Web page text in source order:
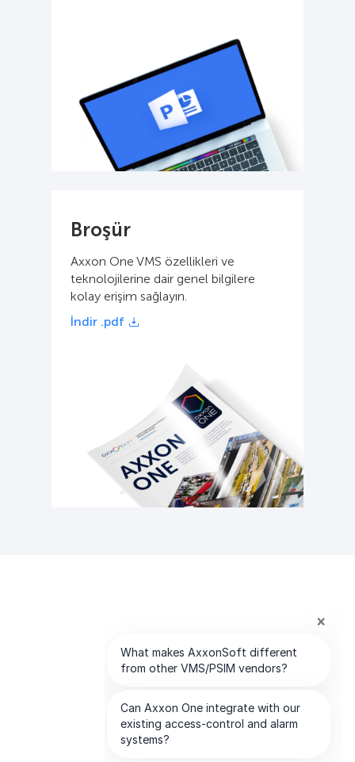
Broşür
Axxon One VMS özellikleri ve
teknolojilerine dair genel bilgilere
kolay erişim sağlayın.
İndir .pdf